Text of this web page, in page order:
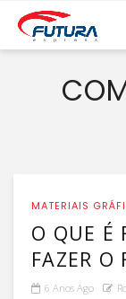
MATERIAIS
O QUE É
FAZER O
6 Anos Ago